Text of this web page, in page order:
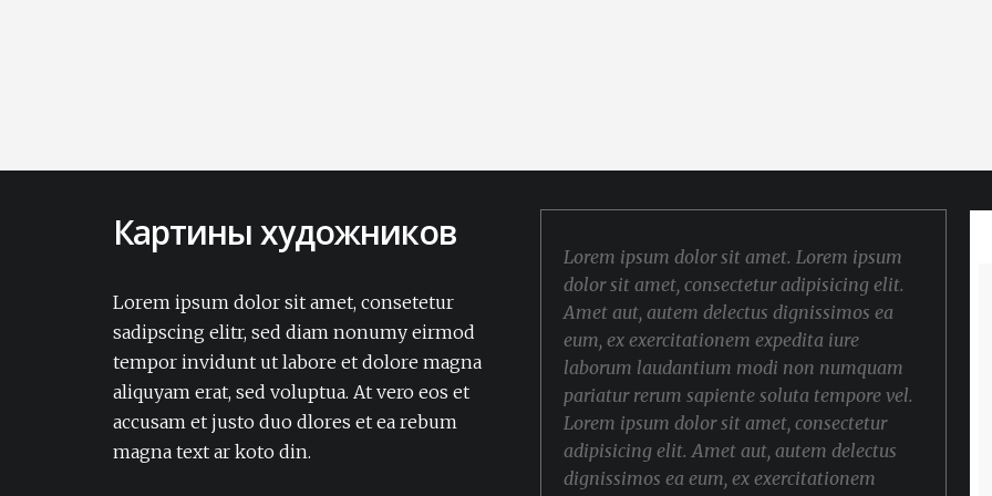
Картины художников
Lorem ipsum dolor sit amet, consetetur
sadipscing elitr, sed diam nonumy eirmod
tempor invidunt ut labore et dolore magna
aliquyam erat, sed voluptua. At vero eos et
accusam et justo duo dlores et ea rebum
magna text ar koto din.
Lorem ipsum dolor sit amet, consectetur
dignissimos ea eum, ex exercitationem
expedita iure laborum laudantium modi
non numquam pariatur rerum sapiente
soluta tempore vel.Lorem ipsum dolor sit
amet, consectetur adipisicing elit. Amet aut,
autem delectus dignissimos ea eum, ex
Lorem ipsum dolor sit amet. Lorem ipsum
dolor sit amet, consectetur adipisicing elit.
Amet aut, autem delectus dignissimos ea
eum, ex exercitationem expedita iure
laborum laudantium modi non numquam
pariatur rerum sapiente soluta tempore vel.
Lorem ipsum dolor sit amet, consectetur
adipisicing elit. Amet aut, autem delectus
dignissimos ea eum, ex exercitationem